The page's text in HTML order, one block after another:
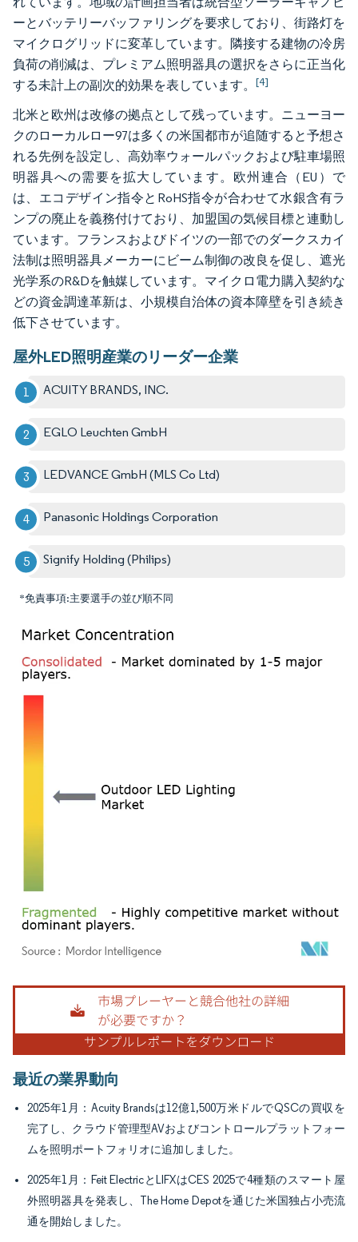
ーとバッテリーバッファリングを要求しており、街路灯を
マイクログリッドに変革しています。隣接する建物の冷房
負荷の削減は、プレミアム照明器具の選択をさらに正当化
する未計上の副次的効果を表しています。 [4]
北米と欧州は改修の拠点として残っています。ニューヨー
クのローカルロー97は多くの米国都市が追随すると予想さ
れる先例を設定し、高効率ウォールパックおよび駐車場照
明器具への需要を拡大しています。欧州連合（EU）で
は、エコデザイン指令とRoHS指令が合わせて水銀含有ラ
ンプの廃止を義務付けており、加盟国の気候目標と連動し
ています。フランスおよびドイツの一部でのダークスカイ
法制は照明器具メーカーにビーム制御の改良を促し、遮光
光学系のR&Dを触媒しています。マイクロ電力購入契約な
どの資金調達革新は、小規模自治体の資本障壁を引き続き
低下させています。
屋外LED照明産業のリーダー企業
ACUITY BRANDS, INC.
EGLO Leuchten GmbH
LEDVANCE GmbH (MLS Co Ltd)
Panasonic Holdings Corporation
Signify Holding (Philips)
*免責事項:主要選手の並び順不同
画像 © Mordor Intelligence。再利用にはCC BY 4.0の表示が必要です。
最近の業界動向
2025年1月：Acuity Brandsは12億1,500万米ドルでQSCの買収を
完了し、クラウド管理型AVおよびコントロールプラットフォー
ムを照明ポートフォリオに追加しました。
2025年1月：Feit ElectricとLIFXはCES 2025で4種類のスマート屋
外照明器具を発表し、The Home Depotを通じた米国独占小売流
通を開始しました。